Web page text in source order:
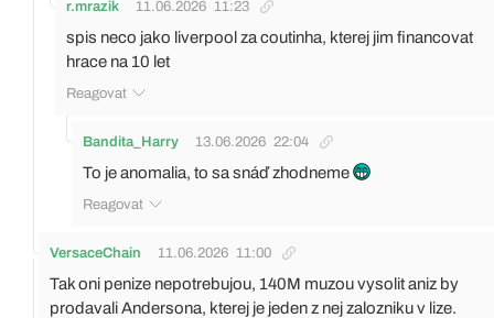
r.mrazik 11.06.2026 11:23
spis neco jako liverpool za coutinha, kterej jim financovat
hrace na 10 let
Reagovat
Bandita_Harry 13.06.2026 22:04
To je anomalia, to sa snáď zhodneme
Reagovat
VersaceChain 11.06.2026 11:00
Tak oni penize nepotrebujou, 140M muzou vysolit aniz by
prodavali Andersona, kterej je jeden z nej zalozniku v lize.